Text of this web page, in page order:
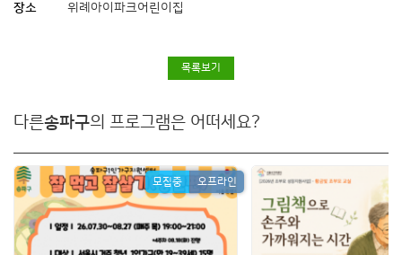
장소
위례아이파크어린이집
목록보기
다른송파구의 프로그램은 어떠세요?
모집중 오프라인